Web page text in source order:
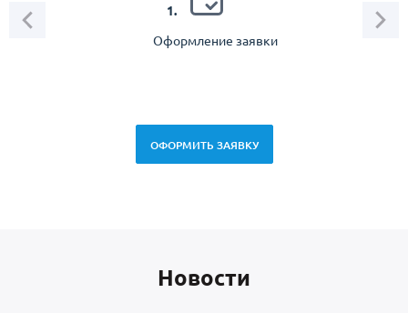
1.
Оформление заявки
ОФОРМИТЬ ЗАЯВКУ
Новоcти